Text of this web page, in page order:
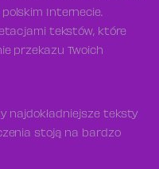
Internecie.
tekstów, które
przekazu Twoich
najdokładniejsze teksty
stoją na bardzo